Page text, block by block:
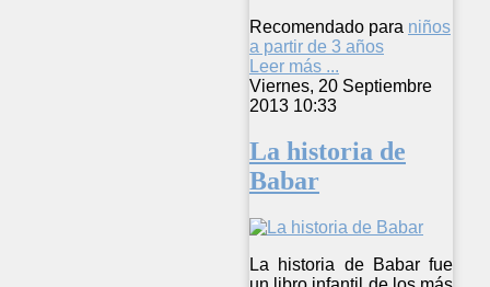
Recomendado para niños
a partir de 3 años
Leer más ...
Viernes, 20 Septiembre
2013 10:33
La historia de
Babar
La historia de Babar fue